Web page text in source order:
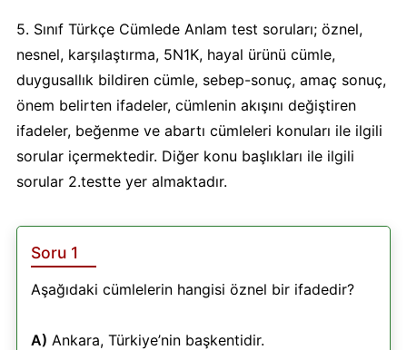
5. Sınıf Türkçe Cümlede Anlam test soruları; öznel,
nesnel, karşılaştırma, 5N1K, hayal ürünü cümle,
duygusallık bildiren cümle, sebep-sonuç, amaç sonuç,
önem belirten ifadeler, cümlenin akışını değiştiren
ifadeler, beğenme ve abartı cümleleri konuları ile ilgili
sorular içermektedir. Diğer konu başlıkları ile ilgili
sorular 2.testte yer almaktadır.
Soru 1
Aşağıdaki cümlelerin hangisi öznel bir ifadedir?
A) Ankara, Türkiye’nin başkentidir.